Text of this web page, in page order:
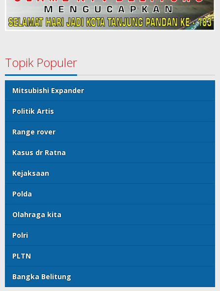
Topik Populer
Mitsubishi Expander
Politik Artis
Range rover
Kasus dr Ratna
Kejaksaan
Polda
Olahraga kita
Polri
PLTN
Bangka Belitung